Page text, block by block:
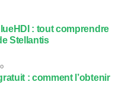
: tout comprendre
Stellantis
: comment l’obtenir